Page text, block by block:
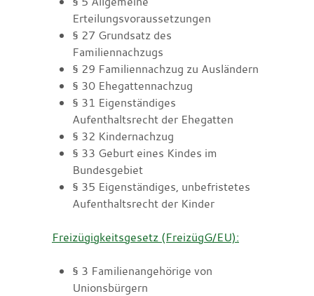
Erteilungsvoraussetzungen
§ 27 Grundsatz des
Familiennachzugs
§ 29 Familiennachzug zu Ausländern
§ 30 Ehegattennachzug
§ 31 Eigenständiges
Aufenthaltsrecht der Ehegatten
§ 32 Kindernachzug
§ 33 Geburt eines Kindes im
Bundesgebiet
§ 35 Eigenständiges, unbefristetes
Aufenthaltsrecht der Kinder
Freizügigkeitsgesetz (FreizügG/EU):
§ 3 Familienangehörige von
Unionsbürgern